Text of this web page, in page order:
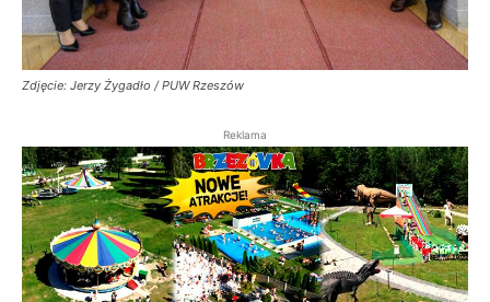
Zdjęcie: Jerzy Żygadło / PUW Rzeszów
Reklama